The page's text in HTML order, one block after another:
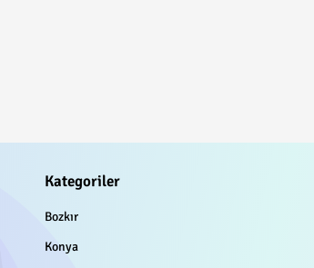
Kategoriler
Bozkır
Konya